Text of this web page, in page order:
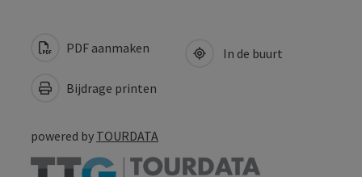
PDF aanmaken
Bijdrage printen
In de buurt
powered by TOURDATA